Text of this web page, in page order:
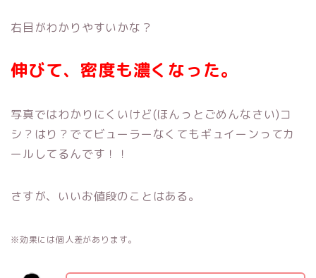
右目がわかりやすいかな？
伸びて、密度も濃くなった。
写真ではわかりにくいけど(ほんっとごめんなさい)コ
シ？はり？でてビューラーなくてもギュイーンってカ
ールしてるんです！！
さすが、いいお値段のことはある。
※効果には個人差があります。